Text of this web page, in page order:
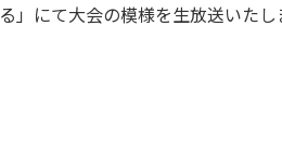
」にて大会の模様を生放送いたし